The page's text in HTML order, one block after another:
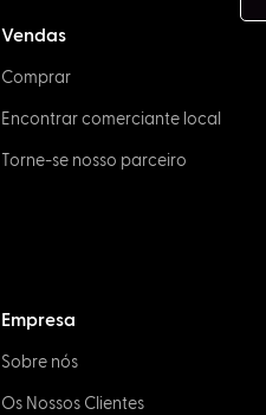
Vendas
Comprar
Encontrar comerciante local
Torne-se nosso parceiro
Empresa
Sobre nós
Os Nossos Clientes